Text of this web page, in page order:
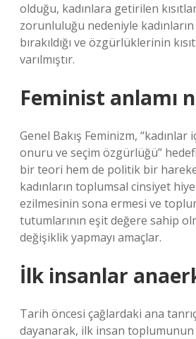
olduğu, kadınlara getirilen
zorunluluğu nedeniyle
bırakıldığı ve özgürlüklerinin
varılmıştır.
Feminist anlamı
Genel Bakış Feminizm, “kadınlar
onuru ve seçim özgürlüğü”
bir teori hem de politik bir
kadınların toplumsal cinsiyet
ezilmesinin sona ermesi ve
tutumlarının eşit değere sahip
değişiklik yapmayı amaçlar.
İlk insanlar
Tarih öncesi çağlardaki ana
dayanarak, ilk insan